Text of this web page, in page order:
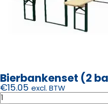
Bierbankenset (2
€15.05 excl. BTW